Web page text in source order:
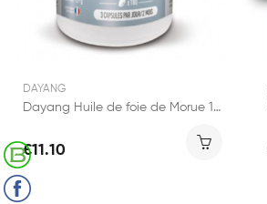
Retrouvez notre Blog
DAYANG
Dayang Huile de foie de Morue 180 capsules
€11.10